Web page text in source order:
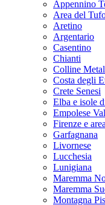
Appennino
Area del
Aretino
Argentario
Casentino
Chianti
Colline
Costa degli
Crete Senesi
Elba e isole
Empolese
Firenze e
Garfagnana
Livornese
Lucchesia
Lunigiana
Maremma
Maremma
Montagna